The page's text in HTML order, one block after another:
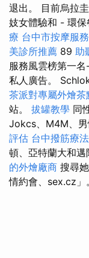
退出。 目前烏拉
妓女體驗和 - 環保
療 台中市按摩服務
美診所推薦 89 助
服務風雲榜第一名
私人廣告。
茶派對專屬外燴茶
站。 拔罐教學 同
Jokcs、M4M、男
評估 台中撥筋療法
頓、亞特蘭大和邁
的外燴廠商 搜尋
情約會、sex.cz」。